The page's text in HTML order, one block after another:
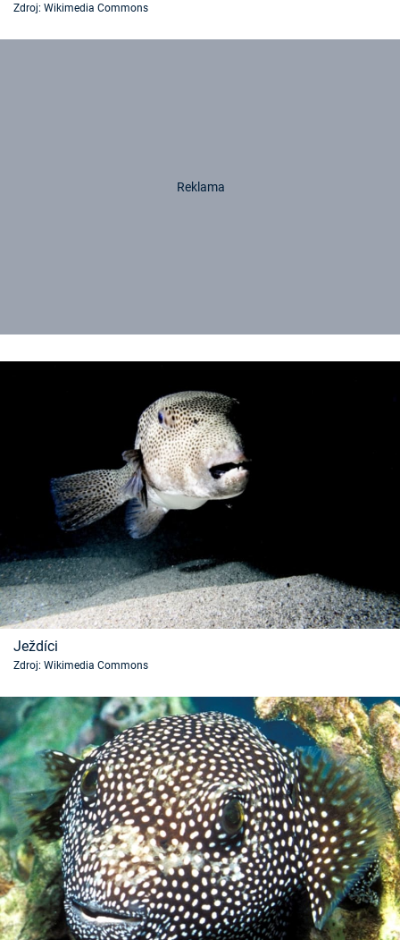
Zdroj: Wikimedia Commons
Ježdíci
Zdroj: Wikimedia Commons